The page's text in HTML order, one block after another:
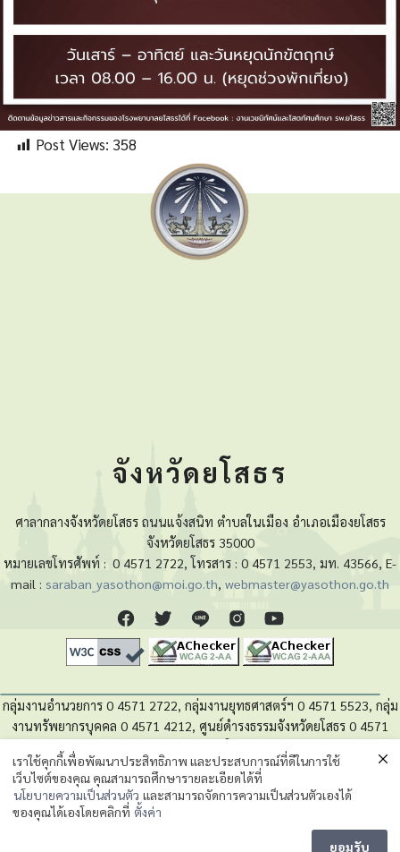
Post Views: 358
จังหวัดยโสธร
ศาลากลางจังหวัดยโสธร ถนนแจ้งสนิท ตำบลในเมือง อำเภอเมืองยโสธร
จังหวัดยโสธร 35000
หมายเลขโทรศัพท์ : 0 4571 2722, โทรสาร : 0 4571 2553, มท. 43566, E-
mail : saraban_yasothon@moi.go.th, webmaster@yasothon.go.th
กลุ่มงานอำนวยการ 0 4571 2722, กลุ่มงานยุทธศาสตร์ฯ 0 4571 5523, กลุ่ม
งานทรัพยากรบุคคล 0 4571 4212, ศูนย์ดำรงธรรมจังหวัดยโสธร 0 4571
นโยบายความเป็นส่วนตัวของข้อมูล
©2023 กลุ่มงานยุทธศาสตร์และข้อมูลเพื่อการพัฒนาจังหวัด. สำนักงานจังหวัดยโสธร.
เราใช้คุกกี้เพื่อพัฒนาประสิทธิภาพ และประสบการณ์ที่ดีในการใช้
เว็บไซต์ของคุณ คุณสามารถศึกษารายละเอียดได้ที่
นโยบายความเป็นส่วนตัว และสามารถจัดการความเป็นส่วนตัวเองได้
ของคุณได้เองโดยคลิกที่ ตั้งค่า
ยอมรับ